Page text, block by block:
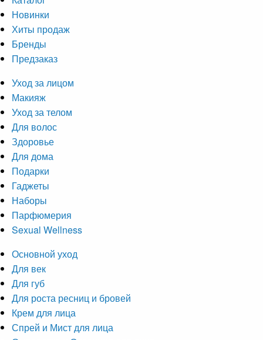
Новинки
Хиты продаж
Бренды
Предзаказ
Уход за лицом
Макияж
Уход за телом
Для волос
Здоровье
Для дома
Подарки
Гаджеты
Наборы
Парфюмерия
Sexual Wellness
Основной уход
Для век
Для губ
Для роста ресниц и бровей
Крем для лица
Спрей и Мист для лица